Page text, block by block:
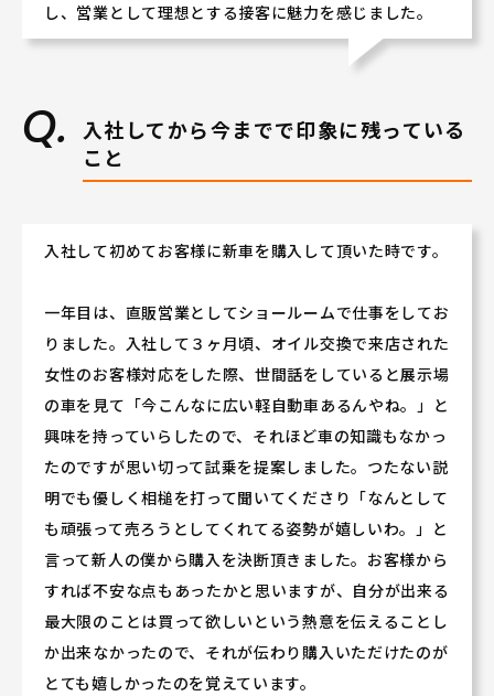
し、営業として理想とする接客に魅力を感じました。
入社してから今までで印象に残っている
こと
入社して初めてお客様に新車を購入して頂いた時です。
一年目は、直販営業としてショールームで仕事をしてお
りました。入社して３ヶ月頃、オイル交換で来店された
女性のお客様対応をした際、世間話をしていると展示場
の車を見て「今こんなに広い軽自動車あるんやね。」と
興味を持っていらしたので、それほど車の知識もなかっ
たのですが思い切って試乗を提案しました。つたない説
明でも優しく相槌を打って聞いてくださり「なんとして
も頑張って売ろうとしてくれてる姿勢が嬉しいわ。」と
言って新人の僕から購入を決断頂きました。お客様から
すれば不安な点もあったかと思いますが、自分が出来る
最大限のことは買って欲しいという熱意を伝えることし
か出来なかったので、それが伝わり購入いただけたのが
とても嬉しかったのを覚えています。